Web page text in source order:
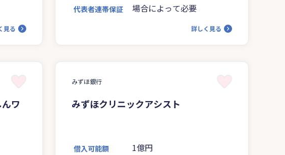
見る
代表者連帯保証 場合によって必要
詳しく見る
ワ
みずほ銀行
みずほクリニックアシスト
借入可能額 1億円